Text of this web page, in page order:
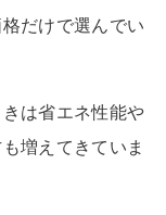
だけで選んでい
は省エネ性能や
増えてきていま